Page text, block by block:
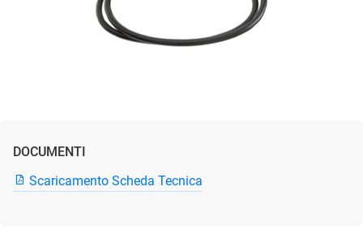
DOCUMENTI
Scaricamento Scheda Tecnica